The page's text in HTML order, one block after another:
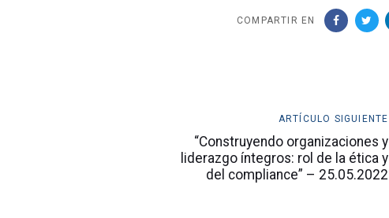
COMPARTIR EN
siguiente
ARTÍCULO SIGUIENTE
“Construyendo organizaciones y
liderazgo íntegros: rol de la ética y
del compliance” – 25.05.2022